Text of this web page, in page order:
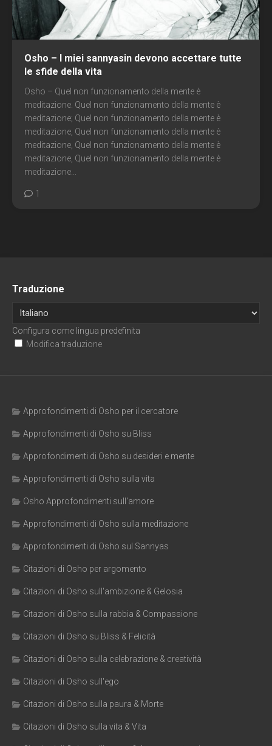
Osho – I miei sannyasin devono accettare tutte
le sfide della vita
Osho – Quel non funzionamento della mente è
meditazione. Quel non funzionamento della mente è
meditazione; Quel non funzionamento della mente è
meditazione, Quel non funzionamento della mente è
meditazione, Quel non funzionamento della mente è
meditazione, Quel non funzionamento della mente è
meditazione...
1
Traduzione
Configura come lingua predefinita
Modifica traduzione
Approfondimenti di Osho per il cercatore
Approfondimenti di Osho su Bliss
Approfondimenti di Osho su desideri e mente
Approfondimenti di Osho sulla vita
Osho Approfondimenti sull'amore
Approfondimenti di Osho sulla meditazione
Approfondimenti di Osho sul Sannyas
Citazioni di Osho per argomento
Citazioni di Osho sull'ambizione & Gelosia
Citazioni di Osho sulla rabbia & Compassione
Citazioni di Osho su Bliss & Felicità
Citazioni di Osho sulla celebrazione & creatività
Citazioni di Osho sull'ego
Citazioni di Osho sulla paura & Morte
Citazioni di Osho sulla vita & Vita